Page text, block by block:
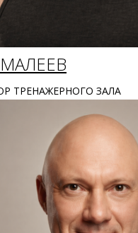
ТРЕНАЖЕРНОГО ЗАЛА